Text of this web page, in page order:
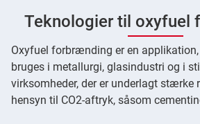
Teknologier til oxyfuel
Oxyfuel forbrænding er en
bruges i metallurgi, glasindustri og i
virksomheder, der er underlagt stærke
hensyn til CO2-aftryk, såsom